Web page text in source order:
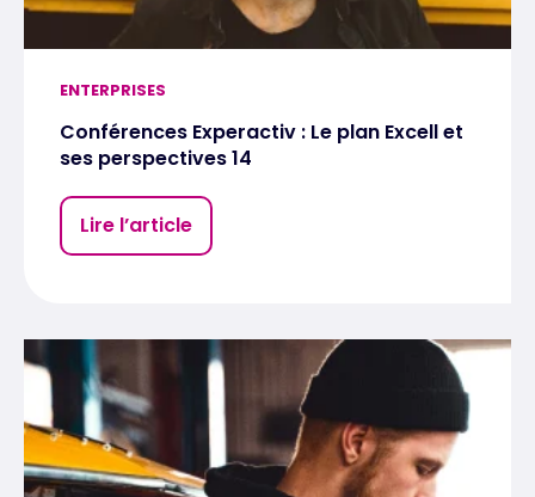
ENTERPRISES
Conférences Experactiv : Le plan Excell et
ses perspectives 14
Lire l’article